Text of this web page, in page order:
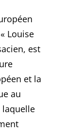
Louise
est
et la
au
laquelle